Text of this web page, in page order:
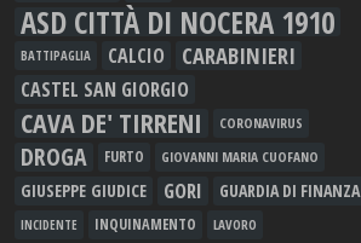
ASD CITTÀ DI NOCERA 1910
BATTIPAGLIA CALCIO CARABINIERI
CASTEL SAN GIORGIO
CAVA DE' TIRRENI CORONAVIRUS
DROGA FURTO GIOVANNI MARIA CUOFANO
GIUSEPPE GIUDICE GORI GUARDIA DI FINANZA
INCIDENTE INQUINAMENTO LAVORO